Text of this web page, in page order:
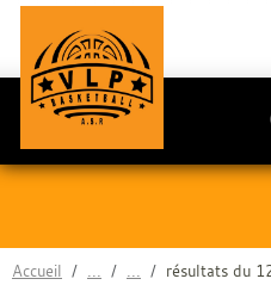
Accueil résultats du
Panneau de gestion des cookies